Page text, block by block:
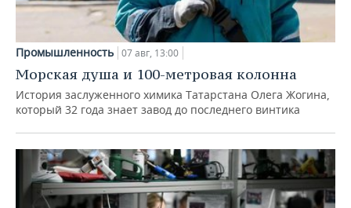
Промышленность 07 авг, 13:00
Морская душа и 100-метровая колонна
История заслуженного химика Татарстана Олега Жогина,
который 32 года знает завод до последнего винтика